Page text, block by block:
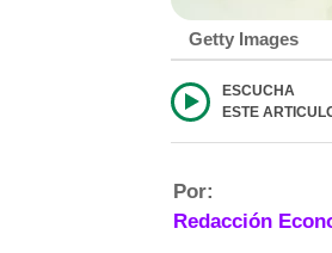
Getty Images
ESCUCHA
ESTE
Por:
Redacción